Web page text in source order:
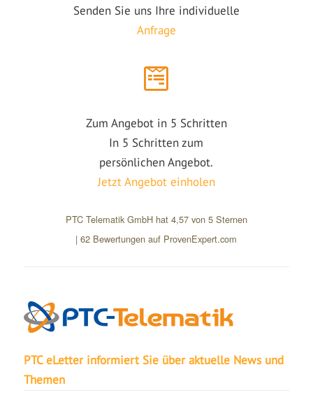
Senden Sie uns Ihre individuelle
Anfrage
Zum Angebot in 5 Schritten
In 5 Schritten zum
persönlichen Angebot.
Jetzt Angebot einholen
PTC Telematik GmbH hat 4,57von 5Sternen
|62 Bewertungen auf ProvenExpert.com
PTC eLetter informiert Sie über aktuelle News und
Themen